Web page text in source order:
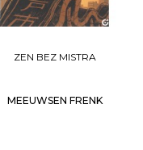
ZEN BEZ MISTRA
MEEUWSEN FRENK